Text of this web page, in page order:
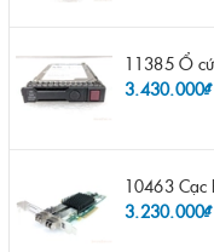
3.430.000₫
3.230.000₫